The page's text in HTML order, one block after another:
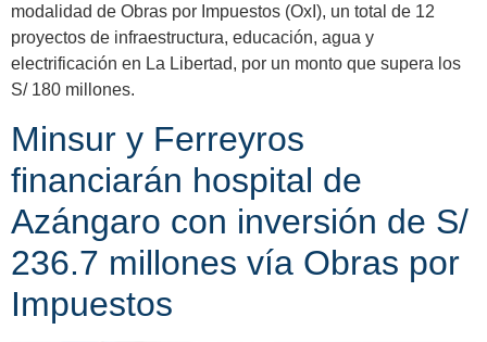
modalidad de Obras por Impuestos (OxI), un total de 12
proyectos de infraestructura, educación, agua y
electrificación en La Libertad, por un monto que supera los
S/ 180 millones.
Minsur y Ferreyros
financiarán hospital de
Azángaro con inversión de S/
236.7 millones vía Obras por
Impuestos